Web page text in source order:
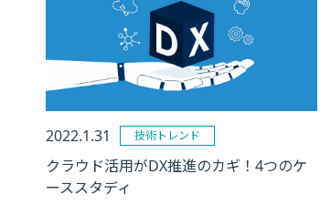
2022.1.31 技術トレンド
クラウド活用がDX推進のカギ！4つのケ
ーススタディ